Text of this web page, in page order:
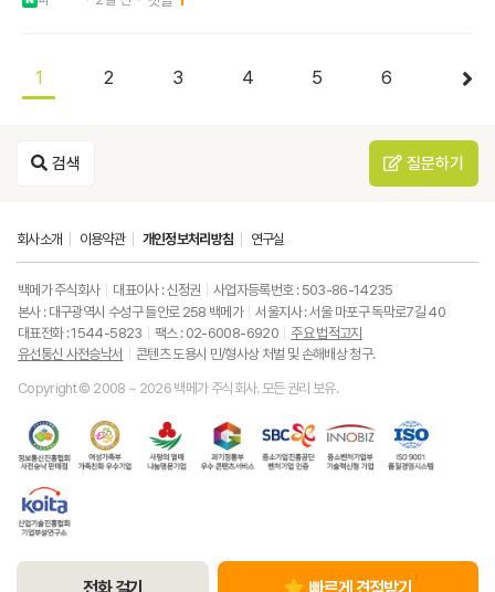
1 2 3 4 5 6
검색 질문하기
회사소개 이용약관 개인정보처리방침 연구실
백메가 주식회사 대표이사 : 신정권
사업자등록번호 : 503-86-14235
본사 : 대구광역시 수성구 들안로 258 백메가
서울지사 : 서울 마포구 독막로7길 40
대표전화 : 1544-5823
팩스 : 02-6008-6920
주요 법적고지
유선통신 사전승낙서
콘텐츠 도용시 민/형사상 처벌 및 손해배상 청구.
Copyright © 2008 ~ 2026 백메가 주식회사. 모든 권리 보유.
정
보
신
진
흥
유
가
수
랑
의
열
모
통
서
중
소
기
업
중
소
벤
처
형
ISO9001
경
한
국
산
업
술